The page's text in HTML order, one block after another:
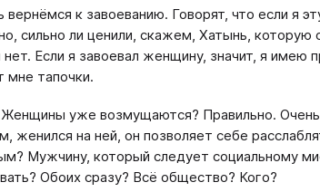
вернёмся к завоеванию. Говорят, что если я
сильно ли ценили, скажем, Хатынь,
нет. Если я завоевал женщину, значит, я
мне тапочки.
уже возмущаются? Правильно.
женился на ней, он позволяет себе
Мужчину, который следует социальному
Обоих сразу? Всё общество? Кого?